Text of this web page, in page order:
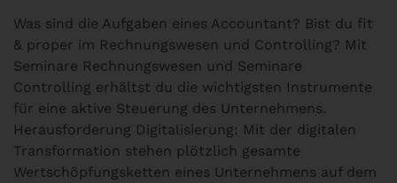
Was sind die Aufgaben eines Accountant? Bist du fit
& proper im Rechnungswesen und Controlling? Mit
Seminare Rechnungswesen und Seminare
Controlling erhältst du die wichtigsten Instrumente
für eine aktive Steuerung des Unternehmens.
Herausforderung Digitalisierung: Mit der digitalen
Transformation stehen plötzlich gesamte
Wertschöpfungsketten eines Unternehmens auf dem